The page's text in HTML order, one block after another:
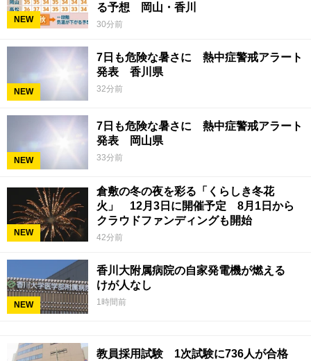
NEW
る予想 岡山・香川
30分前
NEW
7日も危険な暑さに 熱中症警戒アラート
発表 香川県
32分前
NEW
7日も危険な暑さに 熱中症警戒アラート
発表 岡山県
33分前
NEW
倉敷の冬の夜を彩る「くらしき冬花
火」 12月3日に開催予定 8月1日から
クラウドファンディングも開始
42分前
NEW
香川大附属病院の自家発電機が燃える
けが人なし
1時間前
教員採用試験 1次試験に736人が合格